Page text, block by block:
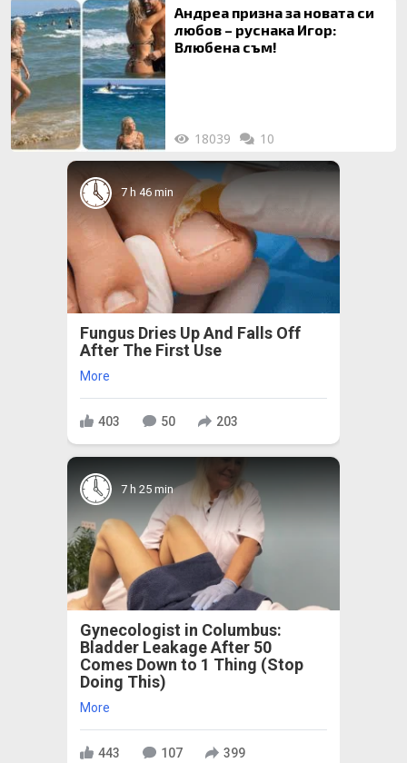
Андреа призна за новата си
любов – руснака Игор:
Влюбена съм!
18039 10
7 h 46 min
Fungus Dries Up And Falls Off
After The First Use
More
403 50 203
7 h 25 min
Gynecologist in Columbus:
Bladder Leakage After 50
Comes Down to 1 Thing (Stop
Doing This)
More
443 107 399